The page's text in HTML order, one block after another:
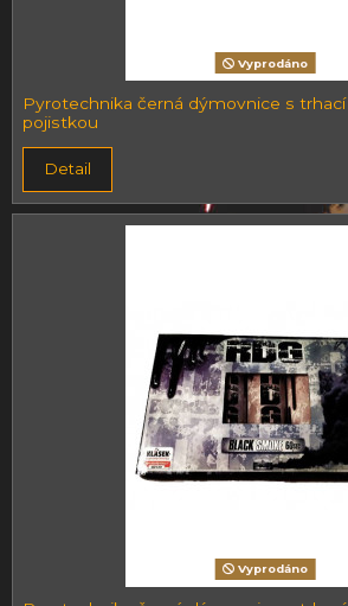
Vyprodáno
Pyrotechnika černá dýmovnice s trhací
pojistkou
Detail
Vyprodáno